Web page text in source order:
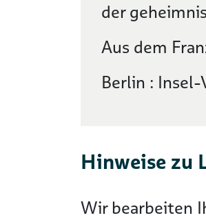
der
Aus dem
Berlin :
Hinweise zu
Wir bearbeiten